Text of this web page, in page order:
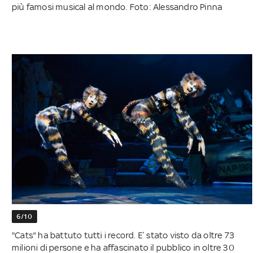
più famosi musical al mondo. Foto: Alessandro Pinna
6/10
"Cats" ha battuto tutti i record. E’ stato visto da oltre 73
milioni di persone e ha affascinato il pubblico in oltre 30